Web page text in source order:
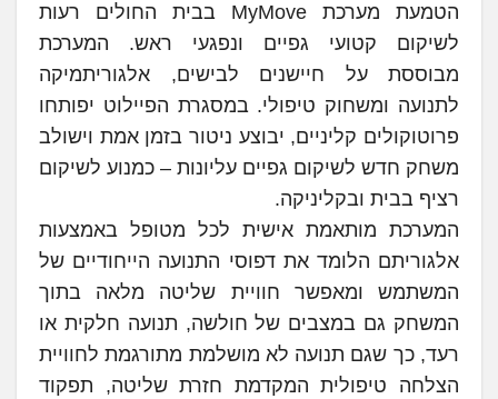
הטמעת מערכת MyMove בבית החולים רעות
לשיקום קטועי גפיים ונפגעי ראש. המערכת
מבוססת על חיישנים לבישים, אלגוריתמיקה
לתנועה ומשחוק טיפולי. במסגרת הפיילוט יפותחו
פרוטוקולים קליניים, יבוצע ניטור בזמן אמת וישולב
משחק חדש לשיקום גפיים עליונות – כמנוע לשיקום
רציף בבית ובקליניקה.
המערכת מותאמת אישית לכל מטופל באמצעות
אלגוריתם הלומד את דפוסי התנועה הייחודיים של
המשתמש ומאפשר חוויית שליטה מלאה בתוך
המשחק גם במצבים של חולשה, תנועה חלקית או
רעד, כך שגם תנועה לא מושלמת מתורגמת לחוויית
הצלחה טיפולית המקדמת חזרת שליטה, תפקוד